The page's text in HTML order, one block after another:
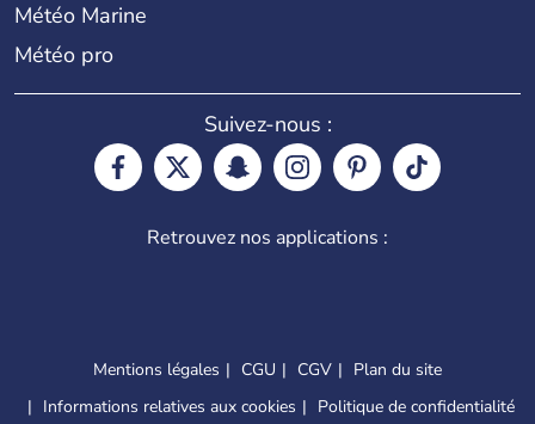
Météo Marine
Météo pro
Suivez-nous :
Retrouvez nos applications :
Mentions légales CGU CGV
Plan du site
Informations relatives aux cookies
Politique de confidentialité